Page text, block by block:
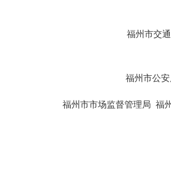
福州市交
福州市公
福州市市场监督管理局 福